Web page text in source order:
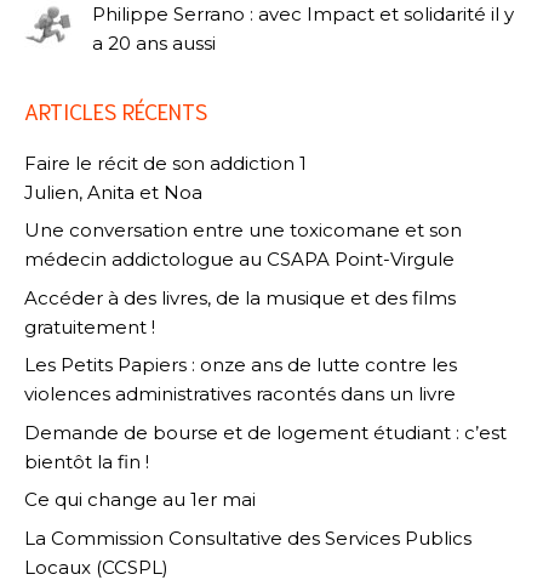
Philippe Serrano : avec Impact et solidarité il y
a 20 ans aussi
ARTICLES RÉCENTS
Faire le récit de son addiction 1
Julien, Anita et Noa
Une conversation entre une toxicomane et son
médecin addictologue au CSAPA Point-Virgule
Accéder à des livres, de la musique et des films
gratuitement !
Les Petits Papiers : onze ans de lutte contre les
violences administratives racontés dans un livre
Demande de bourse et de logement étudiant : c’est
bientôt la fin !
Ce qui change au 1er mai
La Commission Consultative des Services Publics
Locaux (CCSPL)